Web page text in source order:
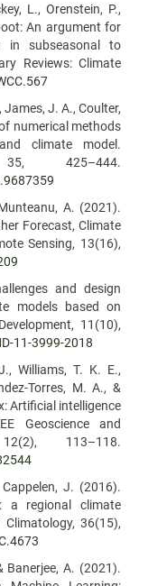
L., Orenstein, P.,
An argument for
in subseasonal to
Reviews: Climate
James, J. A., Coulter,
numerical methods
climate model.
425–444.
A. (2021).
Forecast, Climate
Sensing, 13(16),
and design
models based on
11(10),
11-3999-2018
Williams, T. K. E.,
Torres, M. A., &
Artificial intelligence
Geoscience and
113–118.
J. (2016).
a regional climate
36(15),
Banerjee, A. (2021).